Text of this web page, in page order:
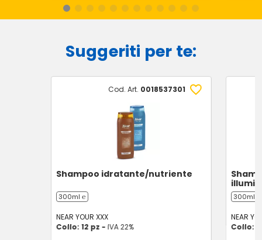
Suggeriti per te:
Cod. Art. 0018537301
Shampoo idratante/nutriente
300ml ℮
NEAR YOUR XXX
Collo: 12 pz - IVA 22%
300ml ℮
NEAR
Collo: